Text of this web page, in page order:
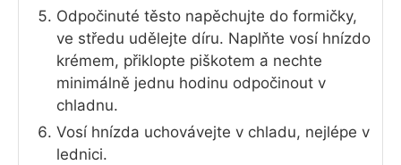
Odpočinuté těsto napěchujte do formičky,
ve středu udělejte díru. Naplňte vosí hnízdo
krémem, přiklopte piškotem a nechte
minimálně jednu hodinu odpočinout v
chladnu.
Vosí hnízda uchovávejte v chladu, nejlépe v
lednici.